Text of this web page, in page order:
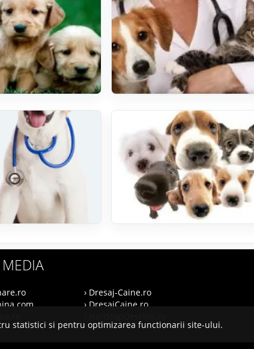
MEDIA
› Dresaj-Caine.ro
› DresajCaine.ro
statistici si pentru optimizarea functionarii site-ului.